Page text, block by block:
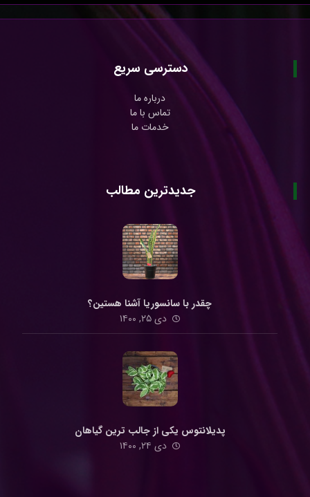
دسترسی سریع
درباره ما
تماس با ما
خدمات ما
جدیدترین مطالب
چقدر با سانسوریا آشنا هستین؟
دی ۲۵, ۱۴۰۰
پدیلانتوس یکی از جالب ترین گیاهان
دی ۲۴, ۱۴۰۰